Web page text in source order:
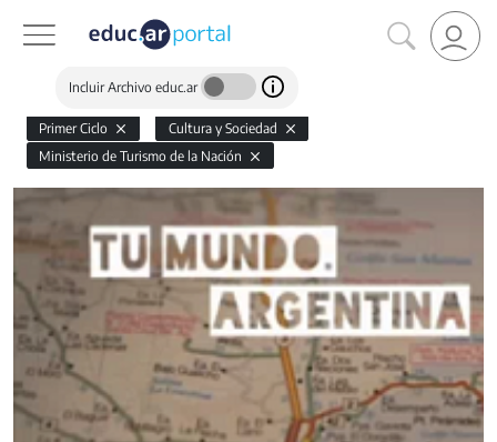
Incluir Archivo educ.ar
Primer Ciclo
Cultura y Sociedad
Ministerio de Turismo de la Nación